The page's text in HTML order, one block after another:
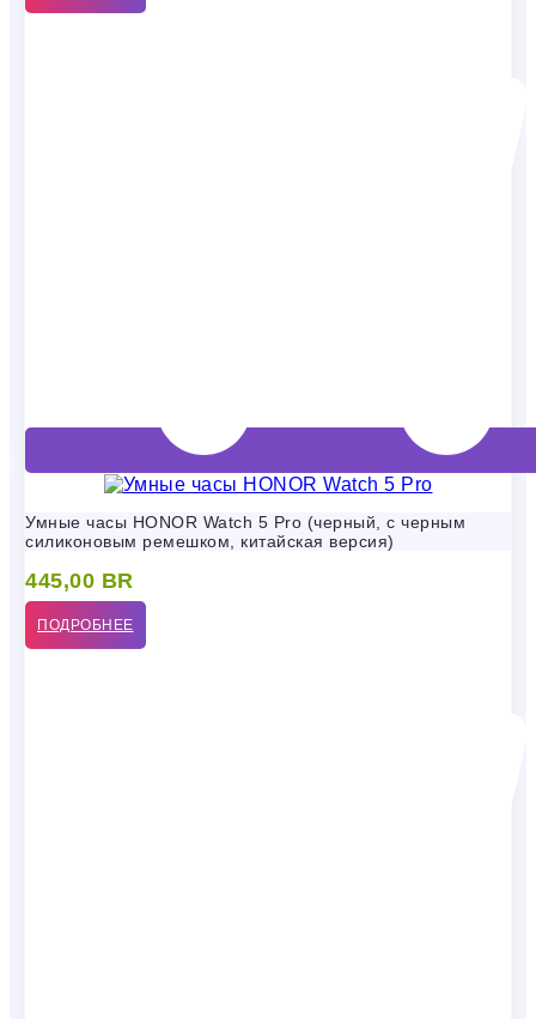
Умные часы HONOR Watch 5 Pro (черный, с черным
силиконовым ремешком, китайская версия)
445,00 BR
ПОДРОБНЕЕ